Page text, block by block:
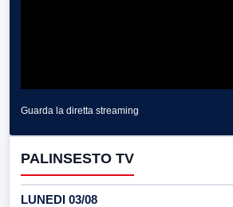
Guarda la diretta streaming
PALINSESTO TV
LUNEDI 03/08